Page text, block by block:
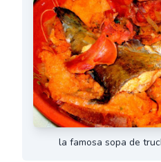
la famosa sopa de